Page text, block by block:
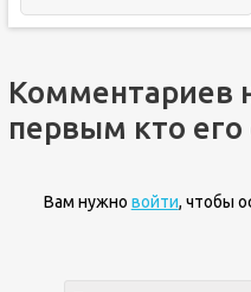
Комментариев
первым кто его
Вам нужно войти, чтобы